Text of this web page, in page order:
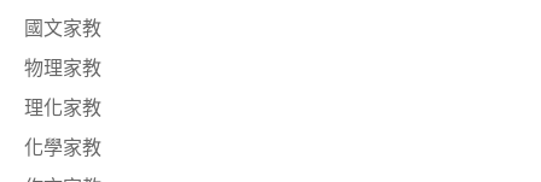
國文家教
物理家教
理化家教
化學家教